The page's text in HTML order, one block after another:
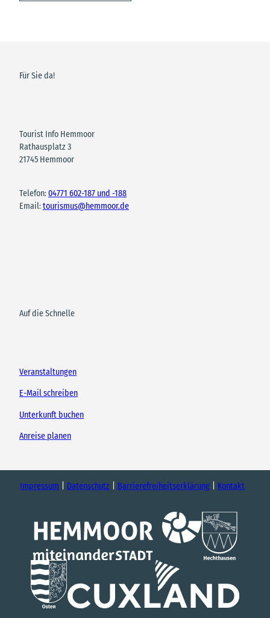
Für Sie da!
Tourist Info Hemmoor
Rathausplatz 3
21745 Hemmoor
Telefon:04771 602-187 und -188
Email:tourismus@hemmoor.de
Auf die Schnelle
Veranstaltungen
E-Mail schreiben
Unterkunft buchen
Anreise planen
Impressum Datenschutz Barrierefreiheitserklärung Kontakt